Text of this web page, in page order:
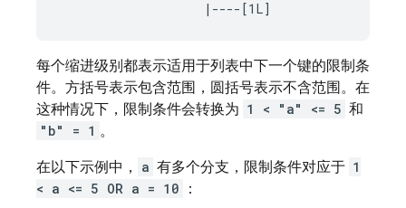
每个缩进级别都表示适用于列表中下一个键的限制条
件。方括号表示包含范围，圆括号表示不含范围。在
这种情况下，限制条件会转换为 1 < "a" <= 5 和
"b" = 1 。
在以下示例中，
a 有多个分支，限制条件对应于 1
< a <= 5 OR a = 10
：